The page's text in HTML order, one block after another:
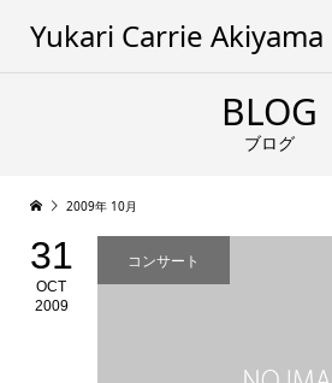
Yukari Carrie Akiyama
BLOG
ブログ
2009年 10月
31
OCT
2009
コンサート